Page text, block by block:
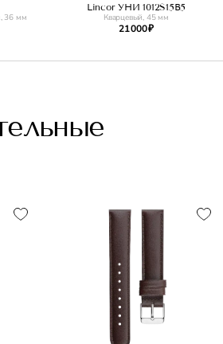
36 мм
Lincor УНИ 1012S15B5
Кварцевый, 45 мм
21 000 ₽